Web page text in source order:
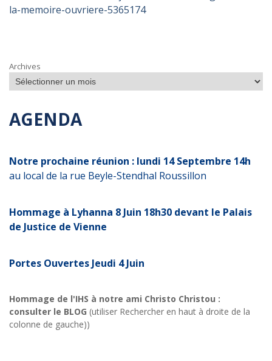
la-memoire-ouvriere-5365174
Archives
AGENDA
Notre prochaine réunion : lundi 14 Septembre 14h
au local de la rue Beyle-Stendhal Roussillon
Hommage à Lyhanna 8 Juin 18h30 devant le Palais
de Justice de Vienne
Portes Ouvertes Jeudi 4 Juin
Hommage de l'IHS à notre ami Christo Christou :
consulter le BLOG (utiliser Rechercher en haut à droite de la
colonne de gauche))